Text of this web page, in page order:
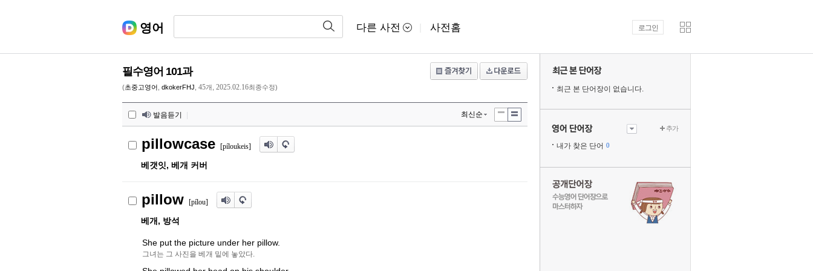
영어 다른 사전 사전홈
필수영어 101과
(초중고영어 dkokerFHJ 45개, 2025.02.16최종수정)
발음듣기 최신순
pillowcase [píloukeis]
베갯잇, 베개 커버
pillow [pílou]
베개, 방석
She put the picture under her pillow.
그녀는 그 사진을 베개 밑에 놓았다.
최근 본 단어장이 없습니다.
내가 찾은 단어 0
추가
로그인